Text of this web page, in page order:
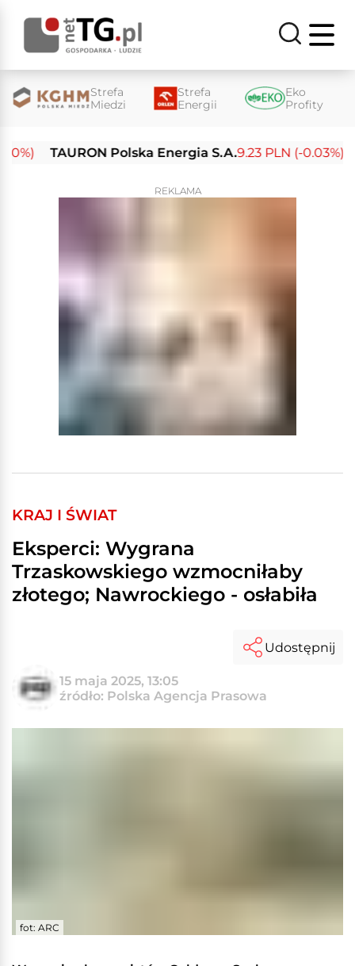
Strefa
Miedzi
Strefa
Energii
Eko
Profity
TAURON Polska Energia S.A.9.23 PLN (-0.03%)
REKLAMA
KRAJ I ŚWIAT
Eksperci: Wygrana
Trzaskowskiego wzmocniłaby
złotego; Nawrockiego - osłabiła
15 maja 2025, 13:05
źródło: Polska Agencja Prasowa
Udostępnij
fot: ARC